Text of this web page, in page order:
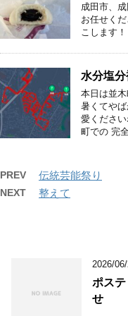
成田市、
お任せく
こしま
水分塩
本日は並
暑くてや
愛くださ
町での 完
PREV 伝統芸能祭り
NEXT 整えて
2026/
ポス
せ